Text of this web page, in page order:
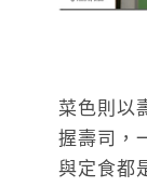
菜色則以
握壽司，
與定食都